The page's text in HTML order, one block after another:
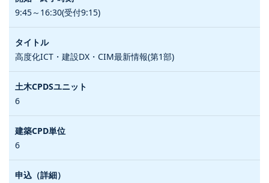
9:45～16:30(受付9:15)
高度化ICT・建設DX・CIM最新情報(第1部)
6
6